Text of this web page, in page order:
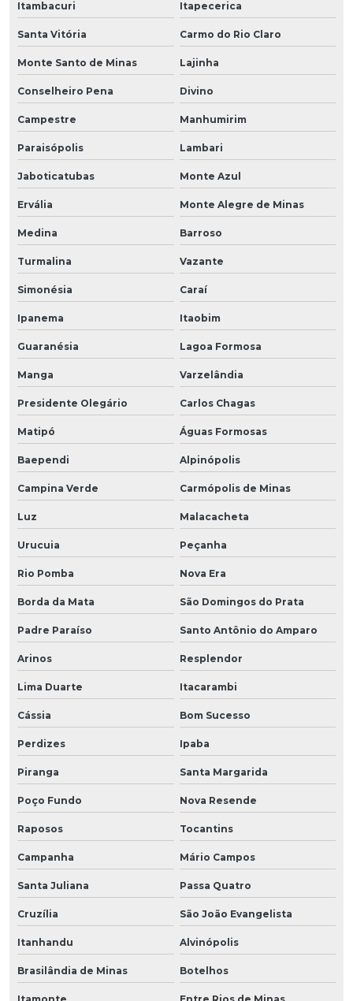
Itambacuri Itapecerica
Santa Vitória Carmo do Rio Claro
Monte Santo de Minas Lajinha
Conselheiro Pena Divino
Campestre Manhumirim
Paraisópolis Lambari
Jaboticatubas Monte Azul
Ervália Monte Alegre de Minas
Medina Barroso
Turmalina Vazante
Simonésia Caraí
Ipanema Itaobim
Guaranésia Lagoa Formosa
Manga Varzelândia
Presidente Olegário Carlos Chagas
Matipó Águas Formosas
Baependi Alpinópolis
Campina Verde Carmópolis de Minas
Luz Malacacheta
Urucuia Peçanha
Rio Pomba Nova Era
Borda da Mata São Domingos do Prata
Padre Paraíso Santo Antônio do Amparo
Arinos Resplendor
Lima Duarte Itacarambi
Cássia Bom Sucesso
Perdizes Ipaba
Piranga Santa Margarida
Poço Fundo Nova Resende
Raposos Tocantins
Campanha Mário Campos
Santa Juliana Passa Quatro
Cruzília São João Evangelista
Itanhandu Alvinópolis
Brasilândia de Minas Botelhos